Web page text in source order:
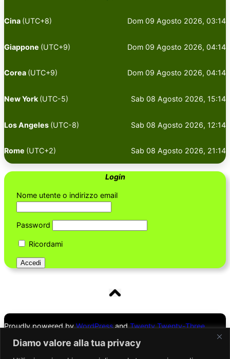
Diamo valore alla tua privacy
Cina (UTC+8) Dom 09 Agosto 2026, 03:14
Giappone (UTC+9) Dom 09 Agosto 2026, 04:14
Corea (UTC+9) Dom 09 Agosto 2026, 04:14
New York (UTC-5) Sab 08 Agosto 2026, 15:14
Los Angeles (UTC-8) Sab 08 Agosto 2026, 12:14
Rome (UTC+2) Sab 08 Agosto 2026, 21:14
Login
Nome utente o indirizzo email
Password
Ricordami
Proudly powered byWordPressandTwenty Twenty-Three
Theme